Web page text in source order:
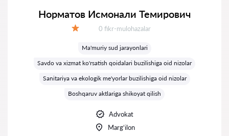
Норматов Исмонали Темирович
Fikrlar:
0 fikr-mulohazalar
Ma'muriy sud jarayonlari
Savdo va xizmat ko'rsatish qoidalari buzilishiga oid nizolar
Sanitariya va ekologik me'yorlar buzilishiga oid nizolar
Boshqaruv aktlariga shikoyat qilish
Advokat
Marg‘ilon